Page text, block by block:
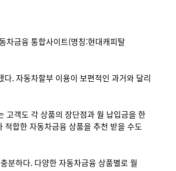
금융 통합사이트(명칭:현대캐피탈
. 자동차할부 이용이 보편적인 과거와 달리
고객도 각 상품의 장단점과 월 납입금을 한
합한 자동차금융 상품을 추천 받을 수도
분하다. 다양한 자동차금융 상품별로 월